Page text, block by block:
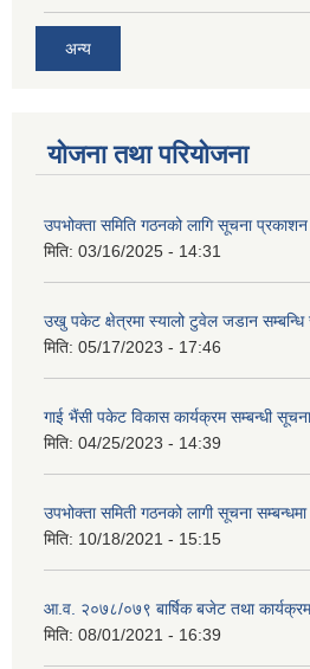
अन्य
योजना तथा परियोजना
उपभोक्ता समिति गठनको लागि सूचना प्रकाशन
मिति: 03/16/2025 - 14:31
उखु पकेट क्षेत्रमा स्यालो टुवेल जडान
मिति: 05/17/2023 - 17:46
गाई भैंसी पकेट विकास कार्यक्रम सम्बन्धी
मिति: 04/25/2023 - 14:39
उपभोक्ता समिती गठनको लागी सूचना
मिति: 10/18/2021 - 15:15
आ.व. २०७८/०७९ बार्षिक बजेट तथा कार्यक्रम
मिति: 08/01/2021 - 16:39